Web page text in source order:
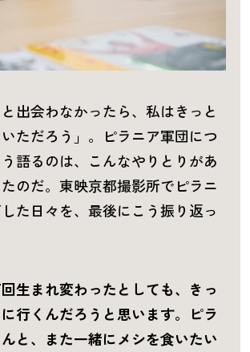
と出会わなかったら、私はきっと
ただろう」。ピラニア軍団につ
語るのは、こんなやりとりがあ
のだ。東映京都撮影所でピラニ
た日々を、最後にこう振り返っ
生まれ変わったとしても、きっ
行くんだろうと思います。ピラ
と、また一緒にメシを食いたい